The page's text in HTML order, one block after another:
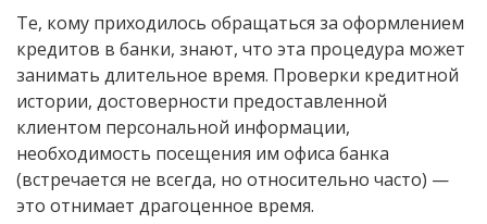
Те, кому приходилось обращаться за оформлением
кредитов в банки, знают, что эта процедура может
занимать длительное время. Проверки кредитной
истории, достоверности предоставленной
клиентом персональной информации,
необходимость посещения им офиса банка
(встречается не всегда, но относительно часто) —
это отнимает драгоценное время.